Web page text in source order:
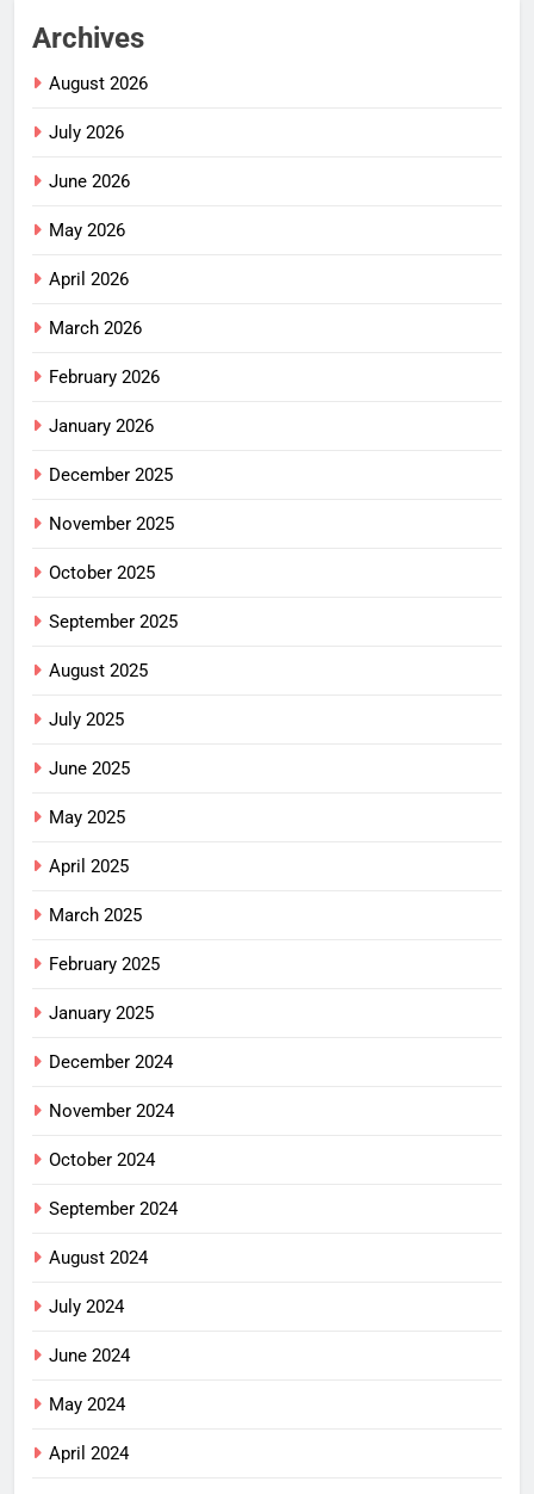
Archives
August 2026
July 2026
June 2026
May 2026
April 2026
March 2026
February 2026
January 2026
December 2025
November 2025
October 2025
September 2025
August 2025
July 2025
June 2025
May 2025
April 2025
March 2025
February 2025
January 2025
December 2024
November 2024
October 2024
September 2024
August 2024
July 2024
June 2024
May 2024
April 2024